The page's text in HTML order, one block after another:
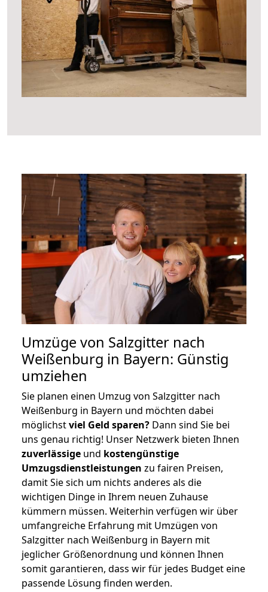
Umzüge von Salzgitter nach
Weißenburg in Bayern: Günstig
umziehen
Sie planen einen Umzug von Salzgitter nach
Weißenburg in Bayern und möchten dabei
möglichstviel Geld sparen? Dann sind Sie bei
uns genau richtig! Unser Netzwerk bieten Ihnen
zuverlässige und kostengünstige
Umzugsdienstleistungen zu fairen Preisen,
damit Sie sich um nichts anderes als die
wichtigen Dinge in Ihrem neuen Zuhause
kümmern müssen. Weiterhin verfügen wir über
umfangreiche Erfahrung mit Umzügen von
Salzgitter nach Weißenburg in Bayern mit
jeglicher Größenordnung und können Ihnen
somit garantieren, dass wir für jedes Budget eine
passende Lösung finden werden.